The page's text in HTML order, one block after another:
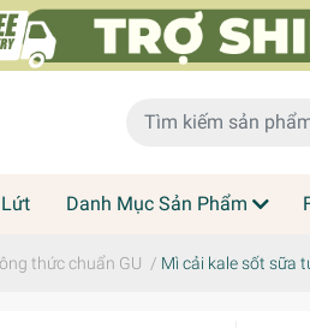
Danh Mục Sản Phẩm
thức chuẩn GU / Mì cải kale sốt sữa